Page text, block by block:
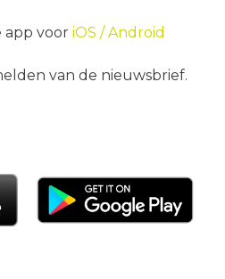
app voor iOS /Android
van de nieuwsbrief.